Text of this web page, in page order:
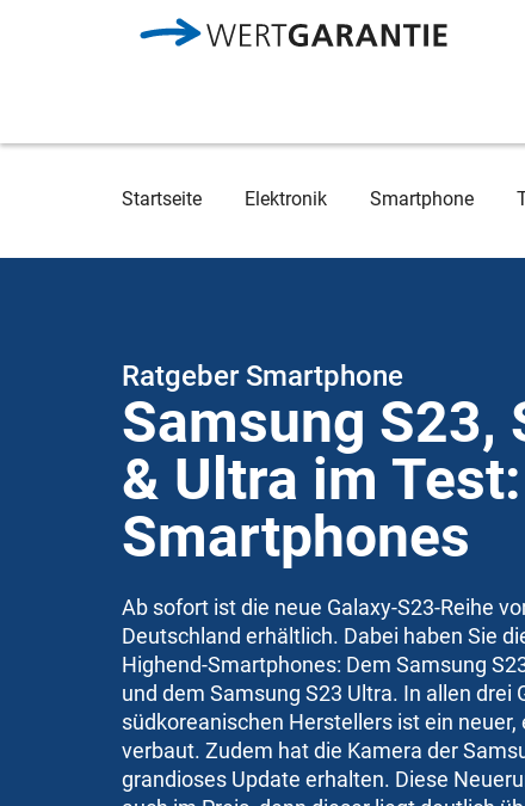
Breadcrumb
Startseite Elektronik Smartphone
Ratgeber Smartphone
Samsung S23,
& Ultra im
Smartphones
Ab sofort ist die neue Galaxy-S23-Reihe
Deutschland erhältlich. Dabei haben Sie
Highend-Smartphones: Dem Samsung
und dem Samsung S23 Ultra. In allen drei
südkoreanischen Herstellers ist ein
verbaut. Zudem hat die Kamera der
grandioses Update erhalten. Diese